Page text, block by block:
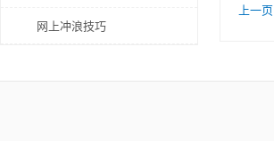
网上冲浪技巧
上一页